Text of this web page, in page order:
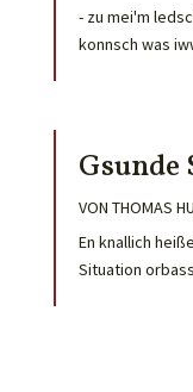
- zu mei'm
konnsch was
VON THOMAS
En knallich
Situation